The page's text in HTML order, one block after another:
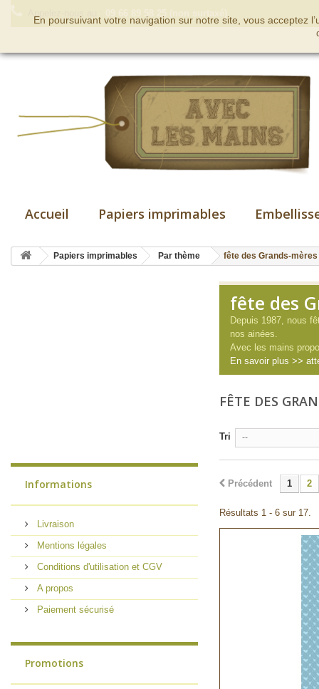
Accueil Papiers imprimables
Papiers imprimables Par thème fête des Grands-mères
Informations
Livraison
Mentions légales
Conditions d'utilisation et CGV
A propos
Paiement sécurisé
Promotions
fête des
Depuis 1987, nous
nos ainées.
Avec les mains
En savoir plus >>
FÊTE DES
Tri --
Précédent 1 2
Résultats 1 - 6 sur 17.
En poursuivant votre navigation sur notre site, vous acceptez